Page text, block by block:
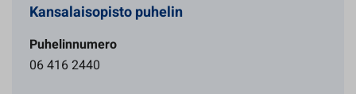
Kansalaisopisto puhelin
Puhelinnumero
06 416 2440